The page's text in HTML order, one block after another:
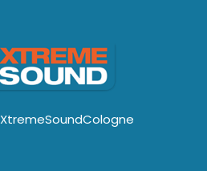
XtremeSoundCologne